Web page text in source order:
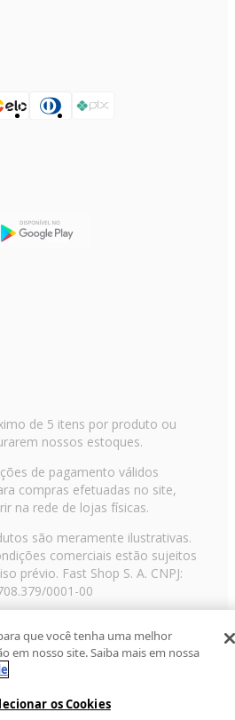
de 5 itens por produto ou
nossos estoques.
de pagamento válidos
compras efetuadas no site,
na rede de lojas físicas.
são meramente ilustrativas.
comerciais estão sujeitos
prévio. Fast Shop S. A. CNPJ:
0001-00
001, Telefone: 11 3003-3728 ©
os direitos reservadosRF
que você tenha uma melhor
em nosso site. Saiba mais em nossa
os Cookies